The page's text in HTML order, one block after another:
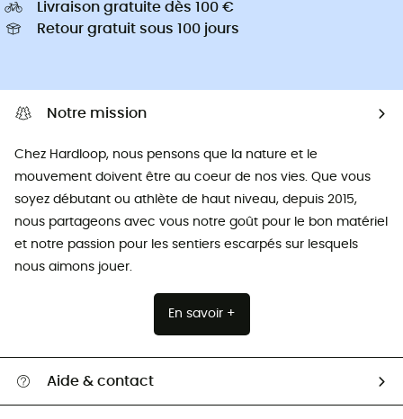
Livraison gratuite dès 100 €
Retour gratuit sous 100 jours
Notre mission
Chez Hardloop, nous pensons que la nature et le
mouvement doivent être au coeur de nos vies. Que vous
soyez débutant ou athlète de haut niveau, depuis 2015,
nous partageons avec vous notre goût pour le bon matériel
et notre passion pour les sentiers escarpés sur lesquels
nous aimons jouer.
En savoir +
Aide & contact